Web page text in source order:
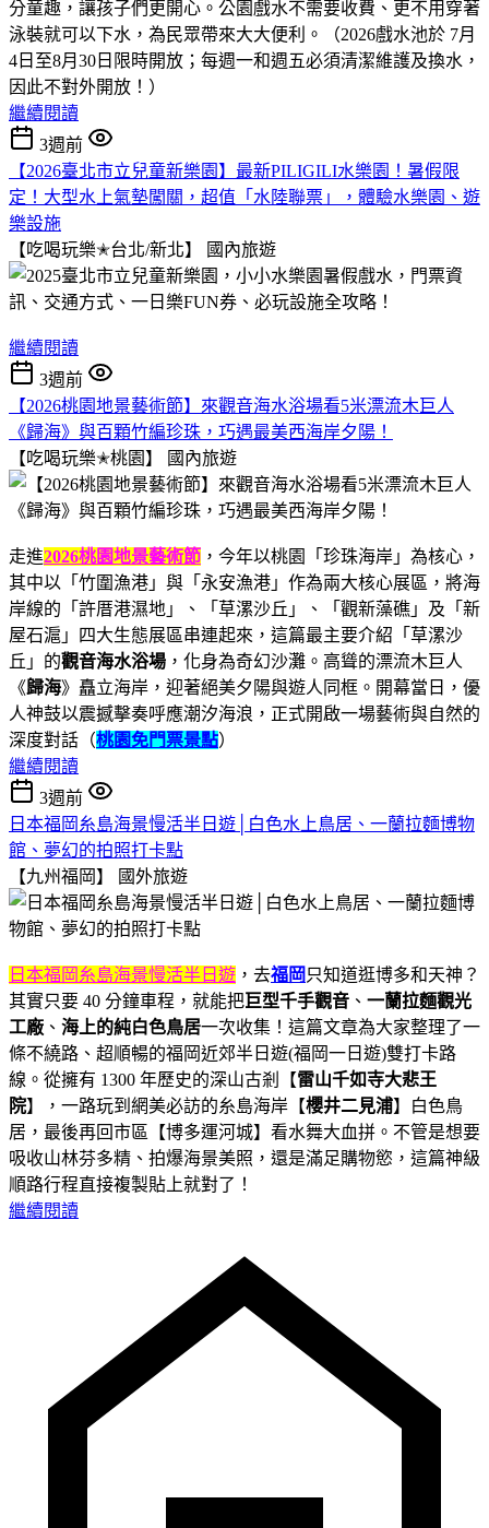
分童趣，讓孩子們更開心。公園戲水不需要收費、更不用穿著
泳裝就可以下水，為民眾帶來大大便利。（2026戲水池於 7月
4日至8月30日限時開放；每週一和週五必須清潔維護及換水，
因此不對外開放！）
繼續閱讀
3週前
【2026臺北市立兒童新樂園】最新PILIGILI水樂園！暑假限
定！大型水上氣墊闖關，超值「水陸聯票」，體驗水樂園、遊
樂設施
【吃喝玩樂✭台北/新北】
國內旅遊
繼續閱讀
3週前
【2026桃園地景藝術節】來觀音海水浴場看5米漂流木巨人
《歸海》與百顆竹編珍珠，巧遇最美西海岸夕陽！
【吃喝玩樂✭桃園】
國內旅遊
走進2026桃園地景藝術節 ，今年以桃園「珍珠海岸」為核心，
其中以「竹圍漁港」與「永安漁港」作為兩大核心展區，將海
岸線的「許厝港濕地」、「草漯沙丘」、「觀新藻礁」及「新
屋石滬」四大生態展區串連起來，這篇最主要介紹「草漯沙
丘」的觀音海水浴場 ，化身為奇幻沙灘。高聳的漂流木巨人
《歸海》矗立海岸，迎著絕美夕陽與遊人同框。開幕當日，優
人神鼓以震撼擊奏呼應潮汐海浪，正式開啟一場藝術與自然的
深度對話（桃園免門票景點）
繼續閱讀
3週前
日本福岡糸島海景慢活半日遊│白色水上鳥居、一蘭拉麵博物
館、夢幻的拍照打卡點
【九州福岡】
國外旅遊
日本福岡糸島海景慢活半日遊 ，去福岡 只知道逛博多和天神？
其實只要 40 分鐘車程，就能把巨型千手觀音 、 一蘭拉麵觀光
工廠 、 海上的純白色鳥居一次收集！這篇文章為大家整理了一
條不繞路、超順暢的福岡近郊半日遊(福岡一日遊)雙打卡路
線。從擁有 1300 年歷史的深山古剎【雷山千如寺大悲王
院】，一路玩到網美必訪的糸島海岸【櫻井二見浦】白色鳥
居，最後再回市區【博多運河城】看水舞大血拼。不管是想要
吸收山林芬多精、拍爆海景美照，還是滿足購物慾，這篇神級
順路行程直接複製貼上就對了！
繼續閱讀